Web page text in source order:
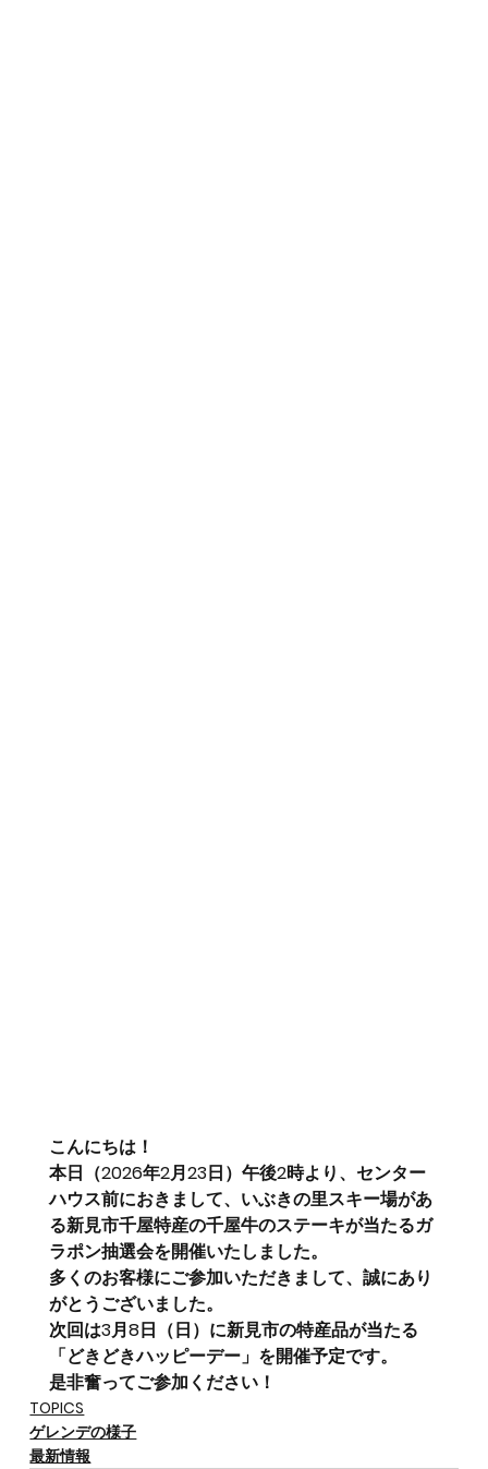
こんにちは！
本日（2026年2月23日）午後2時より、センター
ハウス前におきまして、いぶきの里スキー場があ
る新見市千屋特産の千屋牛のステーキが当たるガ
ラポン抽選会を開催いたしました。
多くのお客様にご参加いただきまして、誠にあり
がとうございました。
次回は3月8日（日）に新見市の特産品が当たる
「どきどきハッピーデー」を開催予定です。
是非奮ってご参加ください！
TOPICS
ゲレンデの様子
最新情報